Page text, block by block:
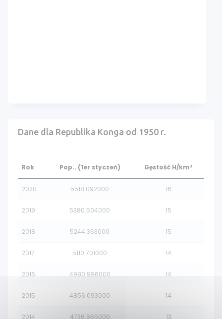
Dane dla Republika Konga od 1950 r.
Rok Pop.. (1er styczeń) Gęstość H/km²
2020 5518.092000 16
2019 5380.504000 15
2018 5244.363000 15
2017 5110.701000 14
2016 4980.996000 14
2015 4856.093000 14
2014 4736.965000 13